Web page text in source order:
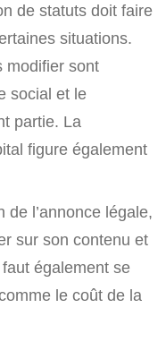
de statuts doit faire
situations.
modifier sont
social et le
partie. La
figure également
l’annonce légale,
sur son contenu et
également se
le coût de la